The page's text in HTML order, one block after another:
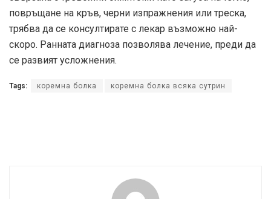
повръщане на кръв, черни изпражнения или треска,
трябва да се консултирате с лекар възможно най-
скоро. Ранната диагноза позволява лечение, преди да
се развият усложнения.
Tags: коремна болка коремна болка всяка сутрин